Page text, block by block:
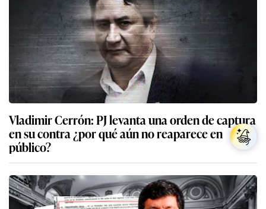
Vladimir Cerrón: PJ levanta una orden de captura
en su contra ¿por qué aún no reaparece en
público?